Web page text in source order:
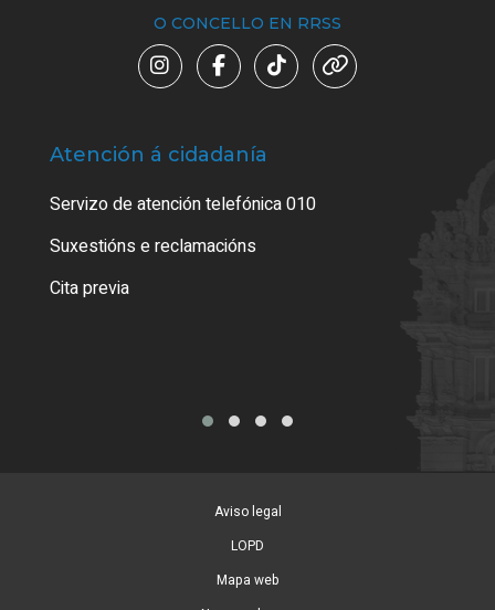
O CONCELLO EN RRSS
Atención á cidadanía
Servizo de atención telefónica 010
Suxestións e reclamacións
Cita previa
Aviso legal
LOPD
Mapa web